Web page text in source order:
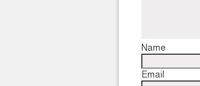
Name
Email